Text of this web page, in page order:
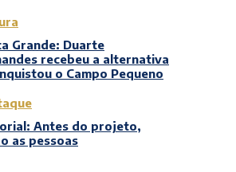
Grande: Duarte
recebeu a alternativa
o Campo Pequeno
Antes do projeto,
as pessoas